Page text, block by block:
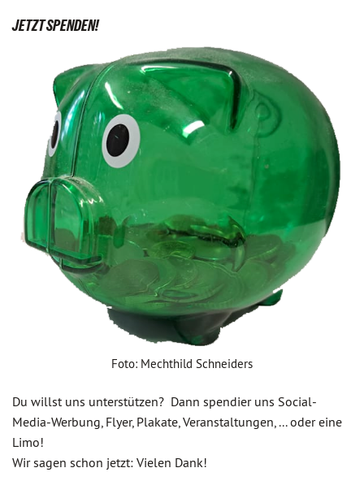
JETZT SPENDEN!
Foto: Mechthild Schneiders
Du willst uns unterstützen? Dann spendier uns Social-
Media-Werbung, Flyer, Plakate, Veranstaltungen, ... oder eine
Limo!
Wir sagen schon jetzt: Vielen Dank!